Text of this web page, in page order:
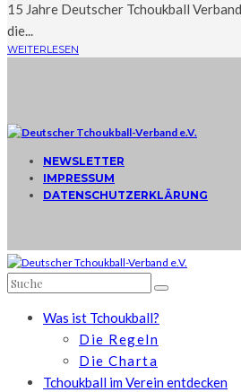
15 Jahre Deutscher Tchoukball
die...
WEITERLESEN
NEWSLETTER
IMPRESSUM
DATENSCHUTZERKLÄRUNG
Was ist Tchoukball?
Die Regeln
Die Charta
Tchoukball im Verein entdecken